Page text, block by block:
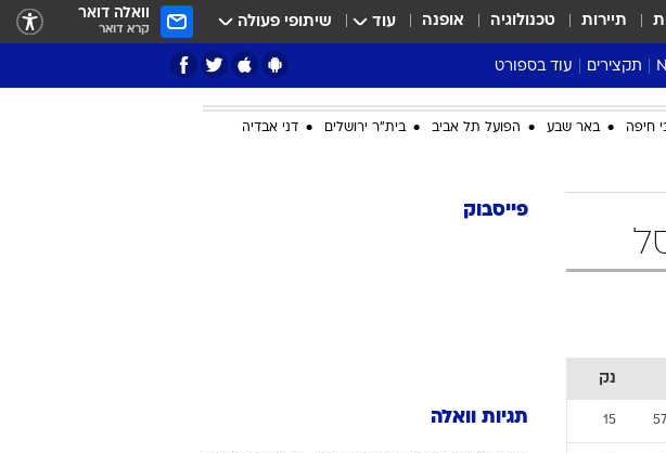
תיירות טכנולוגיה אופנה עוד שיתופי פעולה וואלה דואר
קרא דואר
תקצירים עוד בספורט
מונדיאל 2026
NBA
פודקאסטים
אבא של שבת
טראש טוק
חיפה באר שבע הפועל תל אביב בית"ר ירושלים דני אבדיה
נק
15
פייסבוק
תגיות וואלה